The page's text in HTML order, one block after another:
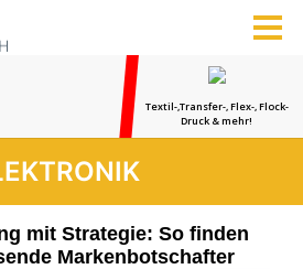
mit Strategie: So finden
Markenbotschafter